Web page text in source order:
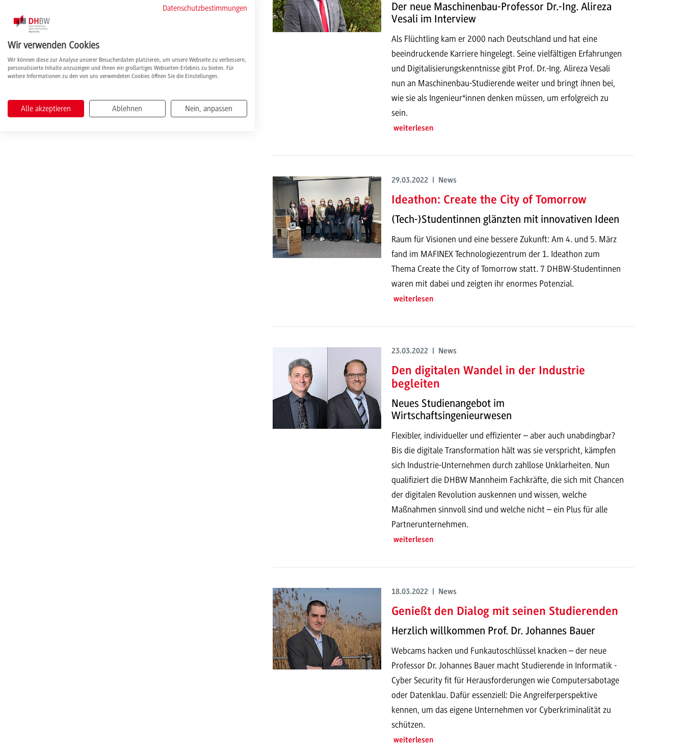
Der neue Maschinenbau-Professor Dr.-Ing. Alireza
Vesali im Interview
Als Flüchtling kam er 2000 nach Deutschland und hat eine
beeindruckende Karriere hingelegt. Seine vielfältigen Erfahrungen
und Digitalisierungskenntnisse gibt Prof. Dr.-Ing. Alireza Vesali
nun an Maschinenbau-Studierende weiter und bringt ihnen bei,
wie sie als Ingenieur*innen denken müssen, um erfolgreich zu
sein.
weiterlesen
29.03.2022 | News
Ideathon: Create the City of Tomorrow
(Tech-)Studentinnen glänzten mit innovativen Ideen
Raum für Visionen und eine bessere Zukunft: Am 4. und 5. März
fand im MAFINEX Technologiezentrum der 1. Ideathon zum
Thema Create the City of Tomorrow statt. 7 DHBW-Studentinnen
waren mit dabei und zeigten ihr enormes Potenzial.
weiterlesen
23.03.2022 | News
Den digitalen Wandel in der Industrie
begleiten
Neues Studienangebot im
Wirtschaftsingenieurwesen
Flexibler, individueller und effizienter – aber auch unabdingbar?
Bis die digitale Transformation hält was sie verspricht, kämpfen
sich Industrie-Unternehmen durch zahllose Unklarheiten. Nun
qualifiziert die DHBW Mannheim Fachkräfte, die sich mit Chancen
der digitalen Revolution auskennen und wissen, welche
Maßnahmen sinnvoll sind und welche nicht – ein Plus für alle
Partnerunternehmen.
weiterlesen
18.03.2022 | News
Genießt den Dialog mit seinen Studierenden
Herzlich willkommen Prof. Dr. Johannes Bauer
Webcams hacken und Funkautoschlüssel knacken – der neue
Professor Dr. Johannes Bauer macht Studierende in Informatik -
Cyber Security fit für Herausforderungen wie Computersabotage
oder Datenklau. Dafür essenziell: Die Angreiferperspektive
kennen, um das eigene Unternehmen vor Cyberkriminalität zu
schützen.
weiterlesen
Datenschutzbestimmungen
Wir verwenden Cookies
Wir können diese zur Analyse unserer Besucherdaten platzieren, um unsere Webseite zu verbessern,
personalisierte Inhalte anzuzeigen und Ihnen ein großartiges Webseiten-Erlebnis zu bieten. Für
weitere Informationen zu den von uns verwendeten Cookies öffnen Sie die Einstellungen.
Alle akzeptieren Ablehnen Nein, anpassen